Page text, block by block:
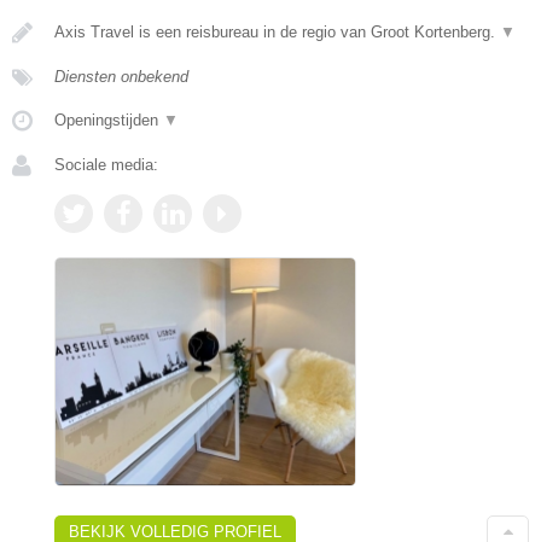
Axis Travel is een reisbureau in de regio van Groot Kortenberg. ▼
Diensten onbekend
Openingstijden ▼
Sociale media:
BEKIJK VOLLEDIG PROFIEL